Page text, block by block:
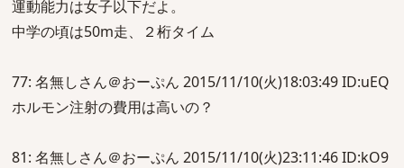
運動能力は女子以下だよ。
中学の頃は50m走、２桁タイム
77: 名無しさん＠おーぷん 2015/11/10(火)18:03:49 ID:uEQ
ホルモン注射の費用は高いの？
81: 名無しさん＠おーぷん 2015/11/10(火)23:11:46 ID:kO9